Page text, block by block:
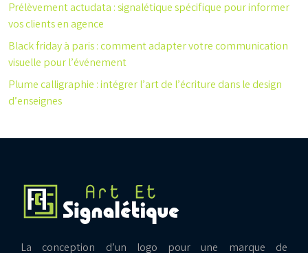
Prélèvement actudata : signalétique spécifique pour informer
vos clients en agence
Black friday à paris : comment adapter votre communication
visuelle pour l’événement
Plume calligraphie : intégrer l’art de l’écriture dans le design
d’enseignes
La conception d’un logo pour une marque de